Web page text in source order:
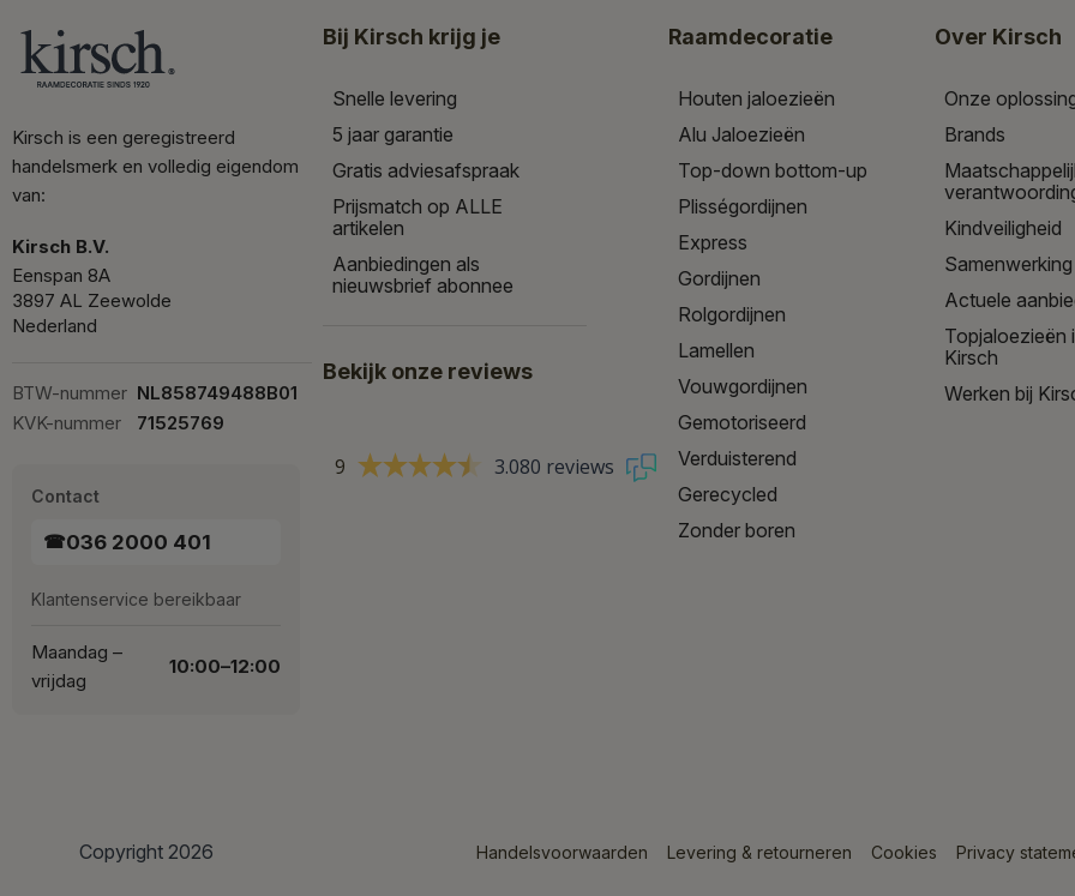
Kirsch is een geregistreerd
handelsmerk en volledig eigendom
van:
Kirsch B.V.
Eenspan 8A
3897 AL Zeewolde
Nederland
BTW-nummer NL858749488B01
KVK-nummer
71525769
Contact
☎036 2000 401
Klantenservice bereikbaar
Maandag –
vrijdag
10:00–12:00
Bij Kirsch krijg je
Snelle levering
5 jaar garantie
Gratis adviesafspraak
Prijsmatch op ALLE
artikelen
Aanbiedingen als
nieuwsbrief abonnee
Bekijk onze reviews
9 3.080 reviews
Raamdecoratie
Houten jaloezieën
Alu Jaloezieën
Top-down bottom-up
Plisségordijnen
Express
Gordijnen
Rolgordijnen
Lamellen
Vouwgordijnen
Gemotoriseerd
Verduisterend
Gerecycled
Zonder boren
Over Kirsch
Onze
Brands
Kindveiligheid
Samenwerking
Actuele
Topjaloezieën
Kirsch
Werken bij
Copyright 2026 Handelsvoorwaarden Levering & retourneren Cookies Privacy